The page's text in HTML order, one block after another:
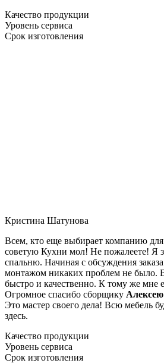
Качество продукции
Уровень сервиса
Срок изготовления
Кристина Шатунова
Всем, кто еще выбирает компанию для
советую Кухни мол! Не пожалеете! Я
спальню. Начиная с обсуждения
монтажом никаких проблем не было.
быстро и качественно. К тому же мне
Огромное спасибо сборщику Алексею
Это мастер своего дела! Всю мебель
здесь.
Качество продукции
Уровень сервиса
Срок изготовления